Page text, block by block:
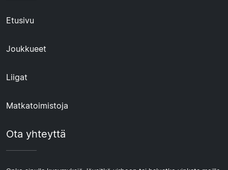
Etusivu
Joukkueet
Liigat
Matkatoimistoja
Ota yhteyttä